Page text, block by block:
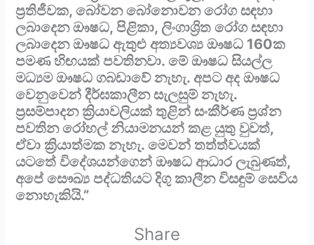
ප්‍රතිජීවක, බෝවන බෝනොවන රෝග සඳහා
ලබාදෙන ඖෂධ, පිළිකා, ලිංගාශ්‍රිත රෝග සඳහා
ලබාදෙන ඖෂධ ඇතුළු අත්‍යවශ්‍ය ඖෂධ 160ක
පමණ හිඟයක් පවතිනවා. මේ ඖෂධ සියල්ල
මධ්‍යම ඖෂධ ගබඩාවේ නැහැ. අපට අද ඖෂධ
වෙනුවෙන් දීර්ඝකාලීන සැලසුම් නැහැ.
ප්‍රසම්පාදන ක්‍රියාවලියක් තුළින් සංකීර්ණ ප්‍රශ්න
පවතින රෝහල් නියාමනයන් කළ යුතු වුවත්,
ඒවා ක්‍රියාත්මක නැහැ. මෙවන් තත්ත්වයක්
යටතේ විදේශයන්ගෙන් ඖෂධ ආධාර ලැබුණත්,
අපේ සෞඛ්‍ය පද්ධතියට දිගු කාලීන විසඳුම් සෙවිය
නොහැකියි.”
Share